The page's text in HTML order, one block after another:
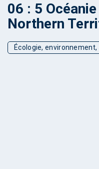
06 : 5
Northern
Écologie,